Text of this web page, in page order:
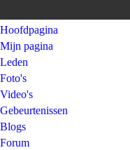
Hoofdpagina
Mijn pagina
Leden
Foto's
Video's
Gebeurtenissen
Blogs
Forum